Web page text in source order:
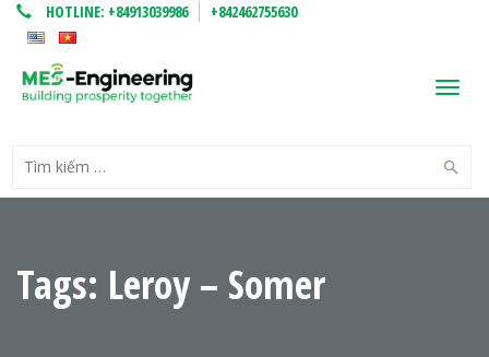
HOTLINE: +84913039986 +842462755630
Tags: Leroy – Somer